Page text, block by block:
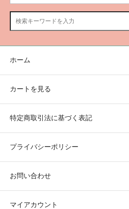
ホーム
カートを見る
特定商取引法に基づく表記
プライバシーポリシー
お問い合わせ
マイアカウント